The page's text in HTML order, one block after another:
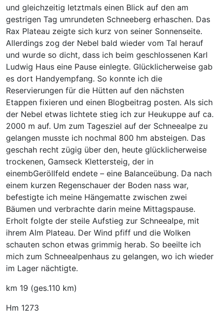
2024
und gleichzeitig letztmals einen Blick auf den am
gestrigen Tag umrundeten Schneeberg erhaschen. Das
Rax Plateau zeigte sich kurz von seiner Sonnenseite.
Allerdings zog der Nebel bald wieder vom Tal herauf
und wurde so dicht, dass ich beim geschlossenen Karl
Ludwig Haus eine Pause einlegte. Glücklicherweise gab
es dort Handyempfang. So konnte ich die
Reservierungen für die Hütten auf den nächsten
Etappen fixieren und einen Blogbeitrag posten. Als sich
der Nebel etwas lichtete stieg ich zur Heukuppe auf ca.
2000 m auf. Um zum Tagesziel auf der Schneealpe zu
gelangen musste ich nochmal 800 hm absteigen. Das
geschah recht zügig über den, heute glücklicherweise
trockenen, Gamseck Klettersteig, der in
einembGeröllfeld endete – eine Balanceübung. Da nach
einem kurzen Regenschauer der Boden nass war,
befestigte ich meine Hängematte zwischen zwei
Bäumen und verbrachte darin meine Mittagspause.
Erholt folgte der steile Aufstieg zur Schneealpe, mit
ihrem Alm Plateau. Der Wind pfiff und die Wolken
schauten schon etwas grimmig herab. So beeilte ich
mich zum Schneealpenhaus zu gelangen, wo ich wieder
im Lager nächtigte.
km 19 (ges.110 km)
Hm 1273